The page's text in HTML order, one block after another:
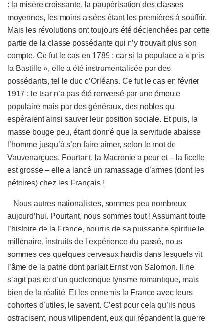
: la misère croissante, la paupérisation des classes
moyennes, les moins aisées étant les premières à souffrir.
Mais les révolutions ont toujours été déclenchées par cette
partie de la classe possédante qui n’y trouvait plus son
compte. Ce fut le cas en 1789 : car si la populace a « pris
la Bastille », elle a été instrumentalisée par des
possédants, tel le duc d’Orléans. Ce fut le cas en février
1917 : le tsar n’a pas été renversé par une émeute
populaire mais par des généraux, des nobles qui
espéraient ainsi sauver leur position sociale. Et puis, la
masse bouge peu, étant donné que la servitude abaisse
l’homme jusqu’à s’en faire aimer, selon le mot de
Vauvenargues. Pourtant, la Macronie a peur et – la ficelle
est grosse – elle a lancé un ramassage d’armes (dont les
pétoires) chez les Français !
Nous autres nationalistes, sommes peu nombreux
aujourd’hui. Pourtant, nous sommes tout ! Assumant toute
l’histoire de la France, nourris de sa puissance spirituelle
millénaire, instruits de l’expérience du passé, nous
sommes ces quelques cerveaux hardis dans lesquels vit
l’âme de la patrie dont parlait Ernst von Salomon. Il ne
s’agit pas ici d’un quelconque lyrisme romantique, mais
bien de la réalité. Et les ennemis la France avec leurs
cohortes d’utiles, le savent. C’est pour cela qu’ils nous
ostracisent, nous vilipendent, eux qui répandent la guerre